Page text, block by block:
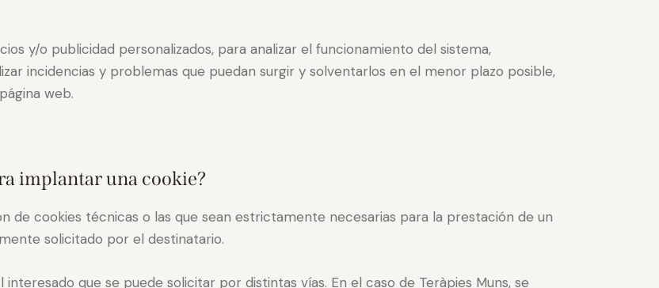
y/o publicidad personalizados, para analizar el funcionamiento del sistema,
incidencias y problemas que puedan surgir y solventarlos en el menor plazo posible,
web.
implantar una cookie?
de cookies técnicas o las que sean estrictamente necesarias para la prestación de un
solicitado por el destinatario.
que se puede solicitar por distintas vías. En el caso de Teràpies Muns, se